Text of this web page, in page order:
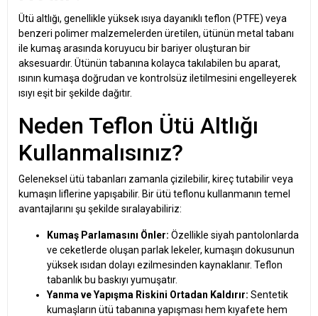
Ütü altlığı, genellikle yüksek ısıya dayanıklı teflon (PTFE) veya
benzeri polimer malzemelerden üretilen, ütünün metal tabanı
ile kumaş arasında koruyucu bir bariyer oluşturan bir
aksesuardır. Ütünün tabanına kolayca takılabilen bu aparat,
ısının kumaşa doğrudan ve kontrolsüz iletilmesini engelleyerek
ısıyı eşit bir şekilde dağıtır.
Neden Teflon Ütü Altlığı
Kullanmalısınız?
Geleneksel ütü tabanları zamanla çizilebilir, kireç tutabilir veya
kumaşın liflerine yapışabilir. Bir ütü teflonu kullanmanın temel
avantajlarını şu şekilde sıralayabiliriz:
Kumaş Parlamasını Önler: Özellikle siyah pantolonlarda
ve ceketlerde oluşan parlak lekeler, kumaşın dokusunun
yüksek ısıdan dolayı ezilmesinden kaynaklanır. Teflon
tabanlık bu baskıyı yumuşatır.
Yanma ve Yapışma Riskini Ortadan Kaldırır: Sentetik
kumaşların ütü tabanına yapışması hem kıyafete hem